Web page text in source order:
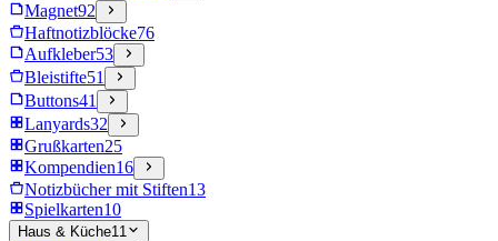
Magnet92
Haftnotizblöcke76
Aufkleber53
Bleistifte51
Buttons41
Lanyards32
Grußkarten25
Kompendien16
Notizbücher mit Stiften13
Spielkarten10
Haus & Küche11